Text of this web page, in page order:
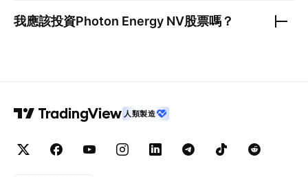
我應該投資Photon Energy NV股票嗎？
人類製造